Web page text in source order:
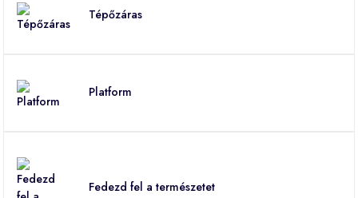
Tépőzáras
Platform
Fedezd fel a természetet